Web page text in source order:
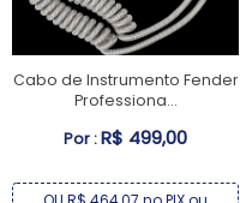
Cabo de Instrumento Fender
Professiona...
Por :R$ 499,00